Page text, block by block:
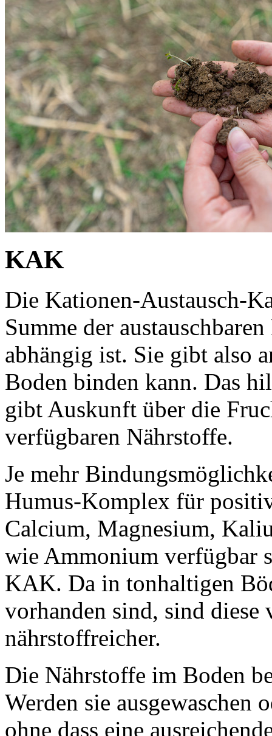
KAK
Die Kationen-Austausch-
Summe der
abhängig ist. Sie gibt also
Boden binden kann. Das
gibt Auskunft über die
verfügbaren Nährstoffe.
Je mehr
Humus-Komplex für
Calcium, Magnesium,
wie Ammonium verfügbar
KAK. Da in tonhaltigen
vorhanden sind, sind
nährstoffreicher.
Die Nährstoffe im Boden
Werden sie ausgewaschen
ohne dass eine